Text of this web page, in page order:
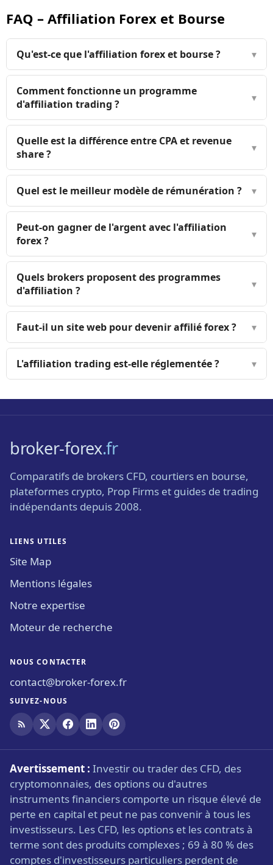
FAQ – Affiliation Forex et Bourse
Qu'est-ce que l'affiliation forex et bourse ? ▾
Comment fonctionne un programme
d'affiliation trading ?
▾
Quelle est la différence entre CPA et revenue
share ?
▾
Quel est le meilleur modèle de rémunération ? ▾
Peut-on gagner de l'argent avec l'affiliation
forex ?
▾
Quels brokers proposent des programmes
d'affiliation ?
▾
Faut-il un site web pour devenir affilié forex ? ▾
L'affiliation trading est-elle réglementée ? ▾
broker-forex.fr
Comparatifs de brokers CFD, courtiers en bourse,
plateformes crypto, Prop Firms et guides de trading
indépendants depuis 2008.
LIENS UTILES
Site Map
Mentions légales
Notre expertise
Moteur de recherche
NOUS CONTACTER
contact@broker-forex.fr
SUIVEZ-NOUS
Avertissement : Investir ou trader des CFD, des
cryptomonnaies, des options ou d'autres
instruments financiers comporte un risque élevé de
perte en capital et peut ne pas convenir à tous les
investisseurs. Les CFD, les options et les contrats à
terme sont des produits complexes ; 69 à 80 % des
comptes d'investisseurs particuliers perdent de